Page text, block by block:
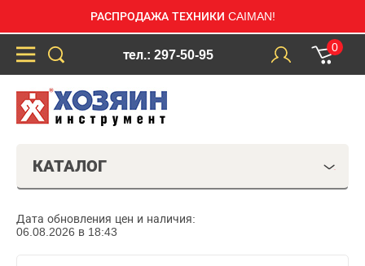
РАСПРОДАЖА ТЕХНИКИ CAIMAN!
тел.: 297-50-95
0
КАТАЛОГ
Дата обновления цен и наличия:
06.08.2026 в 18:43